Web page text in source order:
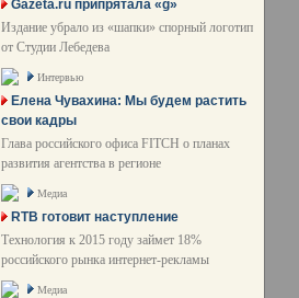
Gazeta.ru припрятала «g»
Издание убрало из «шапки» спорный логотип
от Студии Лебедева
Интервью
Елена Чувахина: Мы будем растить
свои кадры
Глава российского офиса FITCH о планах
развития агентства в регионе
Медиа
RTB готовит наступление
Технология к 2015 году займет 18%
российского рынка интернет-рекламы
Медиа